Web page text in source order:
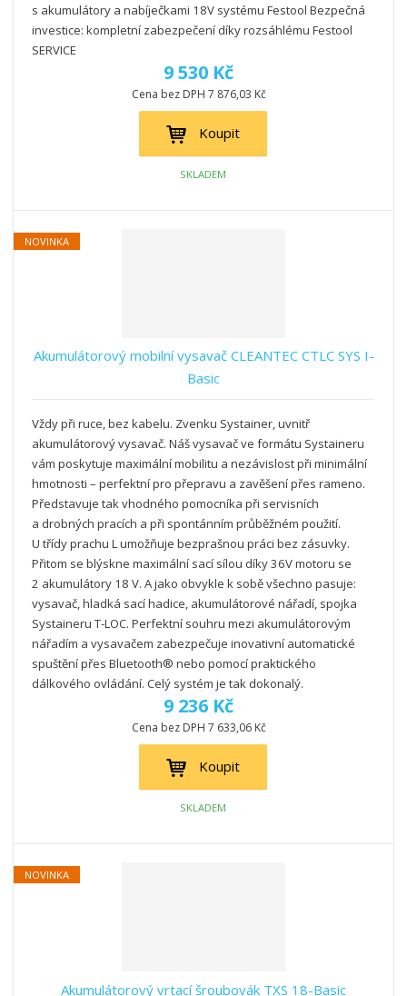
s akumulátory a nabíječkami 18V systému Festool Bezpečná
investice: kompletní zabezpečení díky rozsáhlému Festool
SERVICE
9 530 Kč
Cena bez DPH 7 876,03 Kč
Koupit
SKLADEM
Akumulátorový mobilní vysavač CLEANTEC CTLC SYS I-
Basic
NOVINKA
Vždy při ruce, bez kabelu. Zvenku Systainer, uvnitř
akumulátorový vysavač. Náš vysavač ve formátu Systaineru
vám poskytuje maximální mobilitu a nezávislost při minimální
hmotnosti – perfektní pro přepravu a zavěšení přes rameno.
Představuje tak vhodného pomocníka při servisních
a drobných pracích a při spontánním průběžném použití.
U třídy prachu L umožňuje bezprašnou práci bez zásuvky.
Přitom se blýskne maximální sací sílou díky 36V motoru se
2 akumulátory 18 V. A jako obvykle k sobě všechno pasuje:
vysavač, hladká sací hadice, akumulátorové nářadí, spojka
Systaineru T-LOC. Perfektní souhru mezi akumulátorovým
nářadím a vysavačem zabezpečuje inovativní automatické
spuštění přes Bluetooth® nebo pomocí praktického
dálkového ovládání. Celý systém je tak dokonalý.
9 236 Kč
Cena bez DPH 7 633,06 Kč
Koupit
SKLADEM
Akumulátorový vrtací šroubovák TXS 18-Basic
NOVINKA